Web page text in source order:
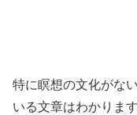
特に瞑想の文化がな
いる文章はわかります